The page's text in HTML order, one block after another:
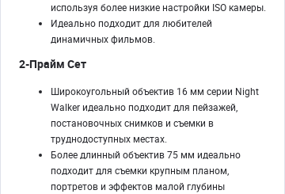
используя более низкие настройки ISO камеры.
Идеально подходит для любителей
динамичных фильмов.
2-Прайм Сет
Широкоугольный объектив 16 мм серии Night
Walker идеально подходит для пейзажей,
постановочных снимков и съемки в
труднодоступных местах.
Более длинный объектив 75 мм идеально
подходит для съемки крупным планом,
портретов и эффектов малой глубины